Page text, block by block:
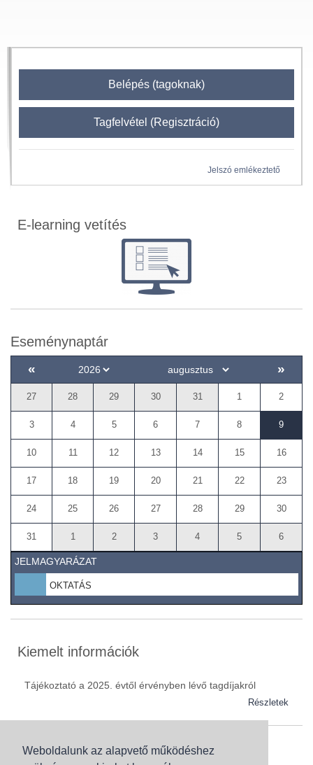
Weboldalunk az alapvető működéshez
Belépés (tagoknak)
Tagfelvétel (Regisztráció)
Jelszó emlékeztető
E-learning vetítés
Eseménynaptár
« »
27 28 29 30 31 1 2
3 4 5 6 7 8 9
10 11 12 13 14 15 16
17 18 19 20 21 22 23
24 25 26 27 28 29 30
31 1 2 3 4 5 6
JELMAGYARÁZAT
OKTATÁS
Kiemelt információk
Tájékoztató a 2025. évtől érvényben lévő tagdíjakról
Részletek
Szaknévsor